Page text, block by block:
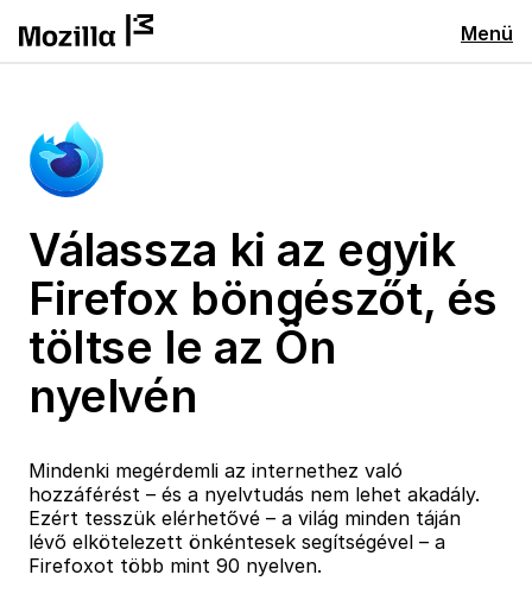
Menü
Válassza ki az egyik
Firefox böngészőt, és
töltse le az Ön
nyelvén
Mindenki megérdemli az internethez való
hozzáférést – és a nyelvtudás nem lehet akadály.
Ezért tesszük elérhetővé – a világ minden táján
lévő elkötelezett önkéntesek segítségével – a
Firefoxot több mint 90 nyelven.